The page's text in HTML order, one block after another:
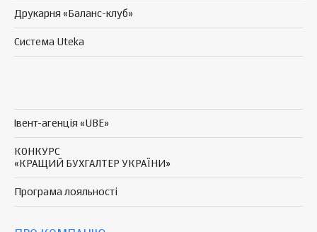
Друкарня «Баланс-клуб»
Система Uteka
Івент-агенція «UBE»
КОНКУРС
«КРАЩИЙ БУХГАЛТЕР УКРАЇНИ»
Програма лояльності